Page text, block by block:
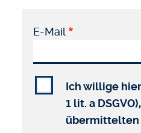
E-Mail
Ich willige
1 lit. a
übermittelten